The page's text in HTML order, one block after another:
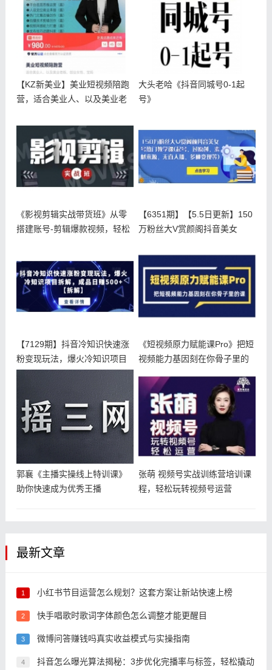
【KZ新美业】美业短视频陪跑
营，适合美业人、以及美业老
大头老哈《抖音同城号0-1起
号》
《影视剪辑实战带货班》从零
搭建账号-剪辑爆款视频，轻松
【6351期】【5.5日更新】150
万粉丝大V赏颜阁抖音美女
【7129期】抖音冷知识快速涨
粉变现玩法，爆火冷知识项目
拆解
《短视频原力赋能课Pro》把短
视频能力基因刻在你骨子里的
郭襄《主播实操线上特训课》
助你快速成为优秀王播
张萌 视频号实战训练营培训课
程，轻松玩转视频号运营
最新文章
1 小红书节目运营怎么规划？这套方案让新站快速上榜
2 快手唱歌时歌词字体颜色怎么调整才能更醒目
3 微博问答赚钱吗真实收益模式与实操指南
4
抖音怎么曝光算法揭秘：3步优化完播率与标签，轻松撬动